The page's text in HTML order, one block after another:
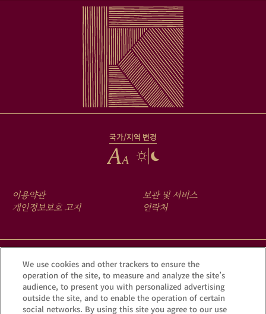
국가/지역 변경
FOOTER
MENU
이용약관
개인정보보호 고지 보관 및 서비스
연락처
크루그 앱을 다운로드하여 Krug iD를 통해 여러분의 샴페인에 숨겨진
이야기를 확인해 보세요.
We use cookies and other trackers to ensure the
operation of the site, to measure and analyze the site’s
audience, to present you with personalized advertising
outside the site, and to enable the operation of certain
social networks. By using this site you agree to our use